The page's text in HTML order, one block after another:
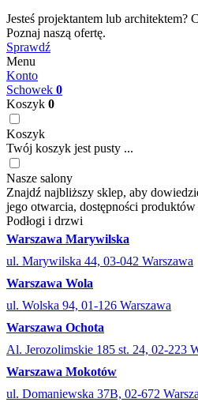
Jesteś projektantem lub architektem?
Poznaj naszą ofertę.
Sprawdź
Menu
Konto
Schowek 0
Koszyk 0
Koszyk
Twój koszyk jest pusty ...
Nasze salony
Znajdź najbliższy sklep, aby
jego otwarcia, dostępności
Podłogi i drzwi
Warszawa Marywilska
ul. Marywilska 44, 03-042 Warszawa
Warszawa Wola
ul. Wolska 94, 01-126 Warszawa
Warszawa Ochota
Al. Jerozolimskie 185 st. 24, 02-223
Warszawa Mokotów
ul. Domaniewska 37B, 02-672